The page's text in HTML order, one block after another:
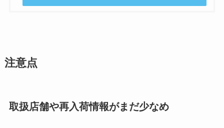
注意点
取扱店舗や再入荷情報がまだ少なめ